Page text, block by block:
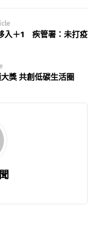
入＋1 疾管署：未打疫
獎 共創低碳生活圈